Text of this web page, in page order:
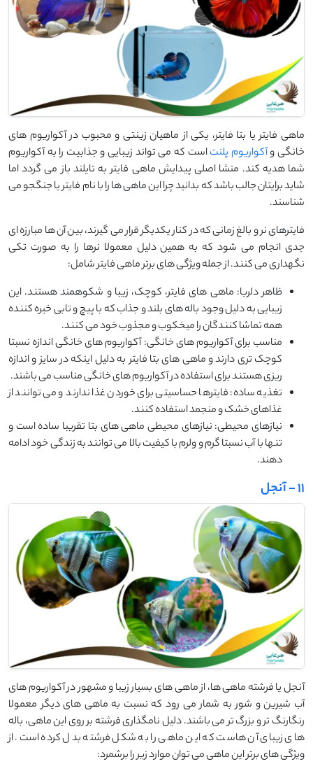
ماهی فایتر یا بتا فایتر، یکی از ماهیان زینتی و محبوب در آکواریوم های
خانگی وآکواریوم پلنتاست که می تواند زیبایی و جذابیت را به آکواریوم
شما هدیه کند. منشا اصلی پیدایش ماهی فایتر به تایلند باز می گردد اما
شاید برایتان جالب باشد که بدانید چرا این ماهی ها را با نام فایتر یا جنگجو می
شناسند.
فایترهای نر و بالغ زمانی که در کنار یکدیگر قرار می گیرند، بین آن ها مبارزه ای
جدی انجام می شود که به همین دلیل معمولا نرها را به صورت تکی
نگهداری می کنند. از جمله ویژگی های برتر ماهی فایتر شامل:
ظاهر دلربا: ماهی های فایتر، کوچک، زیبا و شکوهمند هستند. این
زیبایی به دلیل وجود باله های بلند و جذاب که با پیچ و تابی خیره کننده
همه تماشا کنندگان را میخکوب و مجذوب خود می کنند.
مناسب برای آکواریوم های خانگی: آکواریوم های خانگی اندازه نسبتا
کوچک تری دارند و ماهی های بتا فایتر به دلیل اینکه در سایز و اندازه
ریزی هستند برای استفاده در آکواریوم های خانگی مناسب می باشند.
تغذیه ساده: فایترها حساسیتی برای خوردن غذا ندارند و می توانند از
غذاهای خشک و منجمد استفاده کنند.
نیازهای محیطی: نیازهای محیطی ماهی های بتا تقریبا ساده است و
تنها با آب نسبتا گرم و ولرم با کیفیت بالا می توانند به زندگی خود ادامه
دهند.
11 - آنجل
آنجل یا فرشته ماهی ها، از ماهی های بسیار زیبا و مشهور در آکواریوم های
آب شیرین و شور به شمار می رود که نسبت به ماهی های دیگر معمولا
رنگارنگ تر و بزرگ تر می باشند. دلیل نامگذاری فرشته بر روی این ماهی، باله
های زیبای آن هاست که این ماهی را به شکل فرشته بدل کرده است. از
ویژگی های برتر این ماهی می توان موارد زیر را برشمرد: